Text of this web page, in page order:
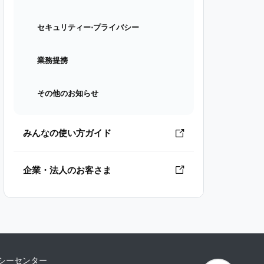
セキュリティー⋅プライバシー
業務提携
その他のお知らせ
みんなの使い方ガイド
企業・法人のお客さま
ーセンター